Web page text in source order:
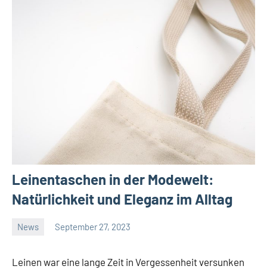
Leinentaschen in der Modewelt:
Natürlichkeit und Eleganz im Alltag
News September 27, 2023
Leinen war eine lange Zeit in Vergessenheit versunken